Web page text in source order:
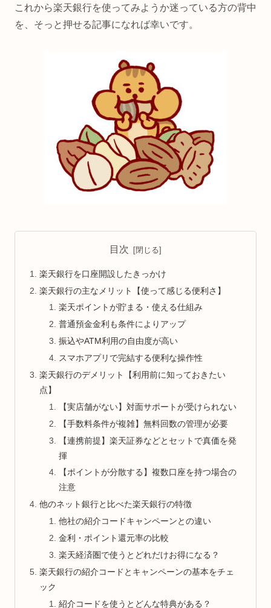
これから楽天銀行を使ってみようか迷っている方の背中
を、そっと押せる記事になれば幸いです。
目次
楽天銀行を口座開設したきっかけ
楽天銀行の主なメリット【使って感じる便利さ】
楽天ポイントが貯まる・使える仕組み
普通預金金利も条件によりアップ
振込やATM利用の自由度が高い
スマホアプリで完結する便利な操作性
楽天銀行のデメリット【利用前に知っておきたい
点】
【実店舗がない】対面サポートが受けられない
【手数料条件が複雑】無料回数の管理が必要
【連携前提】楽天証券などとセットで真価を発
揮
【ポイントが分散する】複数口座を持つ場合の
注意
他のネット銀行と比べた楽天銀行の特徴
他社の紹介コードキャンペーンとの違い
金利・ポイント還元率の比較
楽天経済圏で使うとどれだけお得になる？
楽天銀行の紹介コードとキャンペーンの基本をチェ
ック
紹介コードを使うとどんな特典がある？